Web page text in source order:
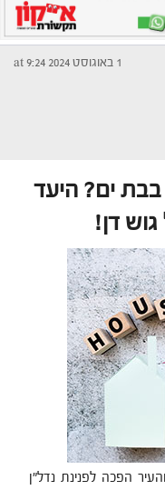
1 באוגוסט 2024 at 9:24
בבת ים? היעד
דן!
הפכה לפנינת נדל"ן